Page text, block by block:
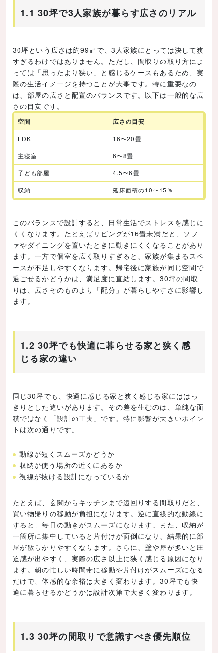
1.1 30坪で3人家族が暮らす広さのリアル
30坪という広さは約99㎡で、3人家族にとっては決して狭
すぎるわけではありません。ただし、間取りの取り方によ
っては「思ったより狭い」と感じるケースもあるため、実
際の生活イメージを持つことが大事です。特に重要なの
は、部屋の広さと配置のバランスです。以下は一般的な広
さの目安です。
空間 広さの目安
LDK 16〜20畳
主寝室 6〜8畳
子ども部屋 4.5〜6畳
収納 延床面積の10〜15％
このバランスで設計すると、日常生活でストレスを感じに
くくなります。たとえばリビングが16畳未満だと、ソフ
ァやダイニングを置いたときに動きにくくなることがあり
ます。一方で個室を広く取りすぎると、家族が集まるスペ
ースが不足しやすくなります。帰宅後に家族が同じ空間で
過ごせるかどうかは、満足度に直結します。30坪の間取
りは、広さそのものより「配分」が暮らしやすさに影響し
ます。
1.2 30坪でも快適に暮らせる家と狭く感
じる家の違い
同じ30坪でも、快適に感じる家と狭く感じる家にははっ
きりとした違いがあります。その差を生むのは、単純な面
積ではなく「設計の工夫」です。特に影響が大きいポイン
トは次の通りです。
動線が短くスムーズかどうか
収納が使う場所の近くにあるか
視線が抜ける設計になっているか
たとえば、玄関からキッチンまで遠回りする間取りだと、
買い物帰りの移動が負担になります。逆に直線的な動線に
すると、毎日の動きがスムーズになります。また、収納が
一箇所に集中していると片付けが面倒になり、結果的に部
屋が散らかりやすくなります。さらに、壁や扉が多いと圧
迫感が出やすく、実際の広さ以上に狭く感じる原因になり
ます。朝の忙しい時間帯に移動や片付けがスムーズになる
だけで、体感的な余裕は大きく変わります。30坪でも快
適に暮らせるかどうかは設計次第で大きく変わります。
1.3 30坪の間取りで意識すべき優先順位